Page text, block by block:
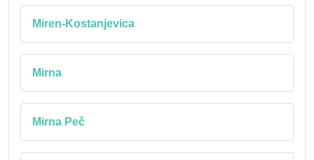
Miren-Kostanjevica
Mirna
Mirna Peč